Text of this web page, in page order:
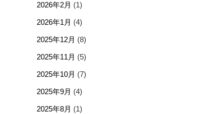
2026年2月 (1)
2026年1月 (4)
2025年12月 (8)
2025年11月 (5)
2025年10月 (7)
2025年9月 (4)
2025年8月 (1)